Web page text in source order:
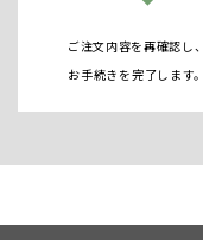
ご注文内容を再確認し、
お手続きを完了します。